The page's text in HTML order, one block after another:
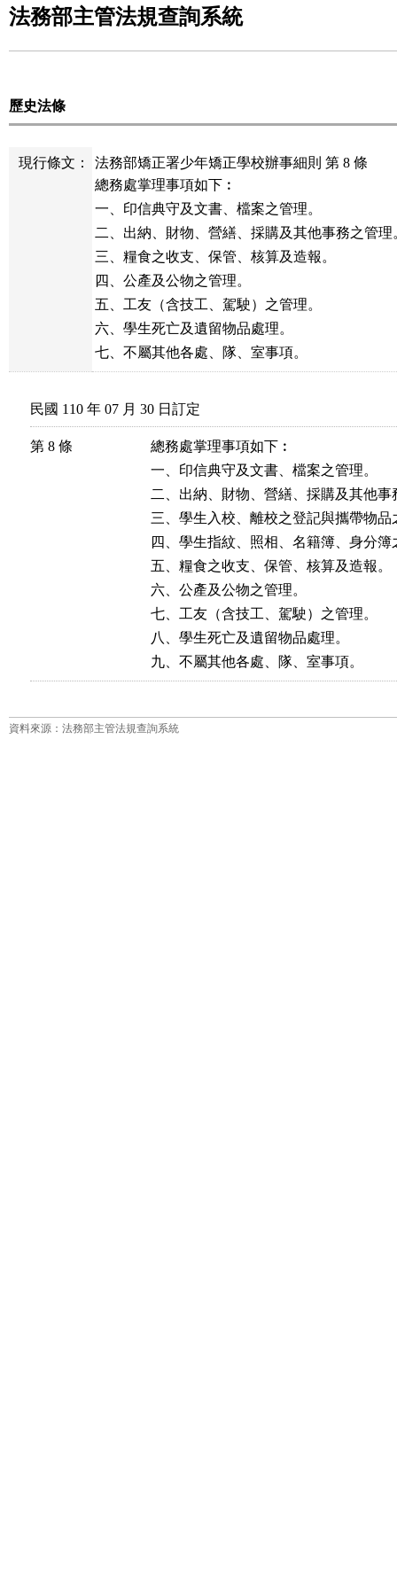
法務部主管法規查詢系統
歷史法條
現行條文：
法務部矯正署少年矯正學校辦事細則 第 8 條
總務處掌理事項如下︰
一、印信典守及文書、檔案之管理。
二、出納、財物、營繕、採購及其他事務之管理
三、糧食之收支、保管、核算及造報。
四、公產及公物之管理。
五、工友（含技工、駕駛）之管理。
六、學生死亡及遺留物品處理。
七、不屬其他各處、隊、室事項。
民國 110 年 07 月 30 日訂定
第 8 條
總務處掌理事項如下︰
一、印信典守及文書、檔案之管理。
二、出納、財物、營繕、採購及其他事
三、學生入校、離校之登記與攜帶物品
四、學生指紋、照相、名籍簿、身分
五、糧食之收支、保管、核算及造報。
六、公產及公物之管理。
七、工友（含技工、駕駛）之管理。
八、學生死亡及遺留物品處理。
九、不屬其他各處、隊、室事項。
資料來源：法務部主管法規查詢系統